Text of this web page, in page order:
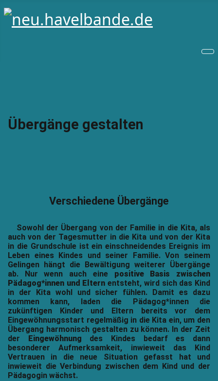
Übergänge gestalten
Verschiedene Übergänge
Sowohl der Übergang von der Familie in die Kita, als
auch von der Tagesmutter in die Kita und von der Kita
in die Grundschule ist ein einschneidendes Ereignis im
Leben eines Kindes und seiner Familie. Von seinem
Gelingen hängt die Bewältigung weiterer Übergänge
ab. Nur wenn auch eine positive Basis zwischen
Pädagog*innen und Eltern entsteht, wird sich das Kind
in der Kita wohl und sicher fühlen. Damit es dazu
kommen kann, laden die Pädagog*innen die
zukünftigen Kinder und Eltern bereits vor dem
Eingewöhnungsstart regelmäßig in die Kita ein, um den
Übergang harmonisch gestalten zu können. In der Zeit
der
Eingewöhnung des Kindes bedarf es dann
besonderer Aufmerksamkeit, inwieweit das Kind
Vertrauen in die neue Situation gefasst hat und
inwieweit die Verbindung zwischen dem Kind und der
Pädagogin wächst.